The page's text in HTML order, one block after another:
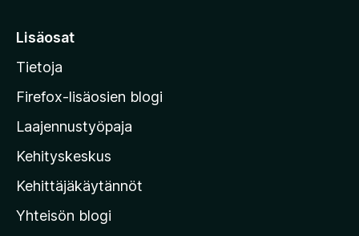
r
y
M
z
i
l
a
Lisäosat
Tietoja
Firefox-lisäosien blogi
Laajennustyöpaja
Kehityskeskus
Kehittäjäkäytännöt
Yhteisön blogi